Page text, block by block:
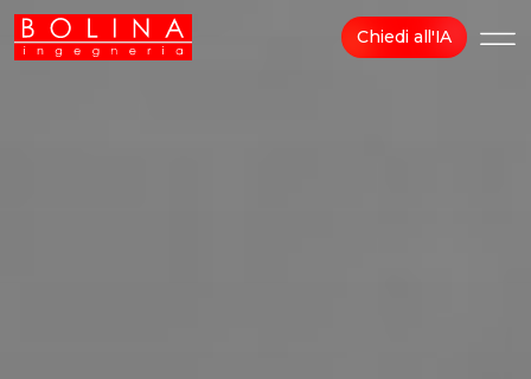
Chiedi all'IA